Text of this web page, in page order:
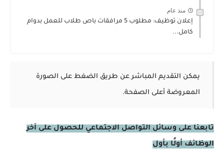
منذ عام
إعلان توظيف: مطلوب 5 مرافقات باص طلاب للعمل بدوام
كامل...
يمكن التقديم المباشر عن طريق الضغط على الصورة
المعروضة أعلى الصفحة.
تابعنا على وسائل التواصل الاجتماعي للحصول على آخر
الوظائف أولًا بأول